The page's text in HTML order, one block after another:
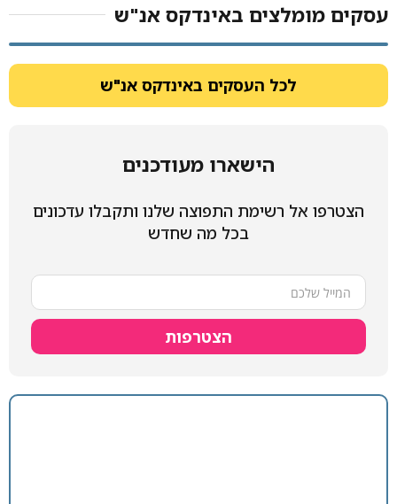
עסקים מומלצים באינדקס אנ"ש​
לכל העסקים באינדקס אנ"ש
הישארו מעודכנים
הצטרפו אל רשימת התפוצה שלנו ותקבלו עדכונים
בכל מה שחדש
הצטרפות